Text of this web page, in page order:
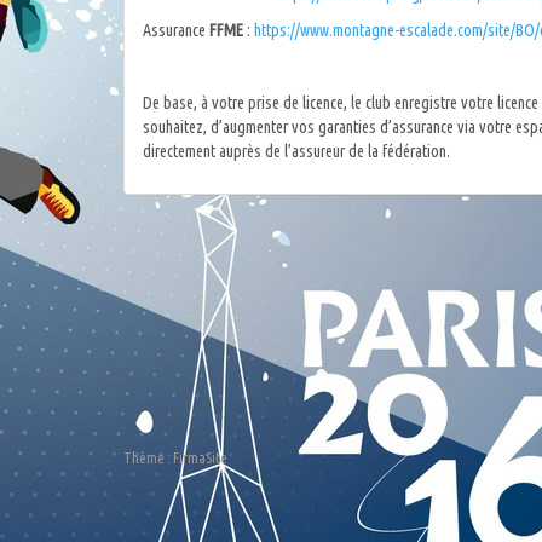
Assurance FFME : https://www.montagne-escalade.com/site/
De base, à votre prise de licence, le club enregistre votre
souhaitez, d’augmenter vos garanties d’assurance via votre
directement auprès de l’assureur de la fédération.
Thème : FirmaSite